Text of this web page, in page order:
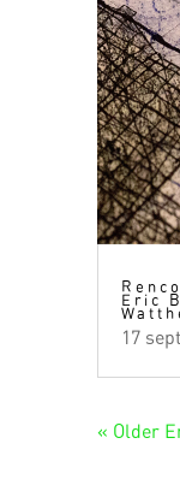
Eric
17
« Older